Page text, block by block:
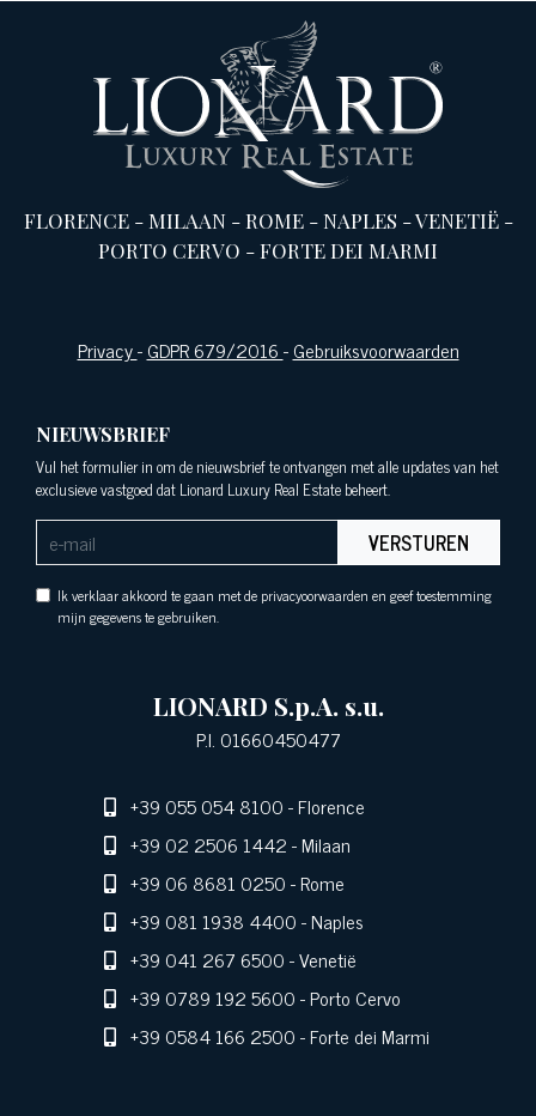
FLORENCE-MILAAN-ROME-NAPLES -VENETIË-
PORTO CERVO -FORTE DEI MARMI
Privacy-GDPR 679/2016-Gebruiksvoorwaarden
NIEUWSBRIEF
Vul het formulier in om de nieuwsbrief te ontvangen met alle updates van het
exclusieve vastgoed dat Lionard Luxury Real Estate beheert.
VERSTUREN
Ik verklaar akkoord te gaan met de privacyoorwaarden en geef toestemming
mijn gegevens te gebruiken.
LIONARD S.p.A. s.u.
P.I. 01660450477
+39 055 054 8100- Florence
+39 02 2506 1442- Milaan
+39 06 8681 0250- Rome
+39 081 1938 4400- Naples
+39 041 267 6500- Venetië
+39 0789 192 5600- Porto Cervo
+39 0584 166 2500- Forte dei Marmi